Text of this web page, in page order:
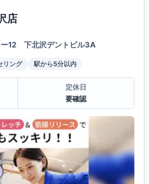
店
12 下北沢デントビル3A
リング 駅から5分以内
定休日
要確認